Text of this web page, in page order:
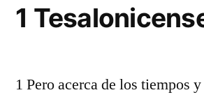
1
1 Pero acerca de los tiempos